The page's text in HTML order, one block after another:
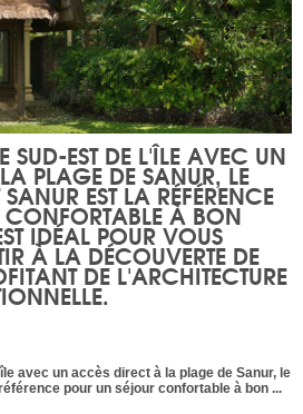
SUD-EST DE L'ÎLE AVEC UN
PLAGE DE SANUR, LE
SANUREST LA RÉFÉRENCE
CONFORTABLE À BON
IDÉAL POUR VOUS
À LA DÉCOUVERTE DE
DE L'ARCHITECTURE
avec un accès direct à la plage de Sanur, le
pour un séjour confortable à bon ...